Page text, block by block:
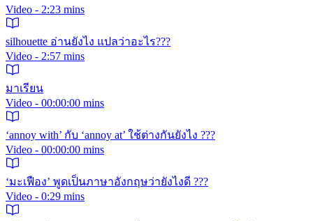
Video - 2:23 mins
silhouette อ่านยังไง แปลว่าอะไร???
Video - 2:57 mins
มาเรียน
Video - 00:00:00 mins
‘annoy with’ กับ ‘annoy at’ ใช้ต่างกันยังไง ???
Video - 00:00:00 mins
‘มะเฟือง’ พูดเป็นภาษาอังกฤษว่ายังไงดี ???
Video - 0:29 mins